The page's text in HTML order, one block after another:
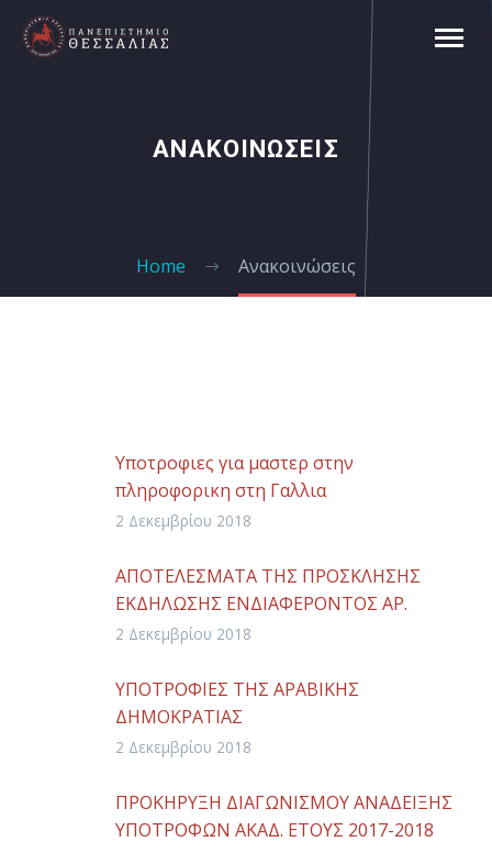
ΑΝΑΚΟΙΝΩΣΕΙΣ
Home Ανακοινώσεις
Υποτροφιες για μαστερ στην
πληροφορικη στη Γαλλια
2 Δεκεμβρίου 2018
ΑΠΟΤΕΛΕΣΜΑΤΑ ΤΗΣ ΠΡΟΣΚΛΗΣΗΣ
ΕΚΔΗΛΩΣΗΣ ΕΝΔΙΑΦΕΡΟΝΤΟΣ ΑΡ.
14910/18/ΓΠ/13-07-2018
2 Δεκεμβρίου 2018
ΥΠΟΤΡΟΦΙΕΣ ΤΗΣ ΑΡΑΒΙΚΗΣ
ΔΗΜΟΚΡΑΤΙΑΣ
2 Δεκεμβρίου 2018
ΠΡΟΚΗΡΥΞΗ ΔΙΑΓΩΝΙΣΜΟΥ ΑΝΑΔΕΙΞΗΣ
ΥΠΟΤΡΟΦΩΝ ΑΚΑΔ. ΕΤΟΥΣ 2017-2018